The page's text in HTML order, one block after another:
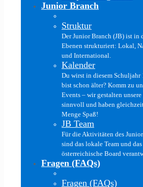
Junior Branch
Struktur
Der Junior Branch (JB) ist in
Ebenen strukturiert: Lokal,
und International.
Kalender
Du wirst in diesem Schuljahr
bist schon älter? Komm zu
Events – wir gestalten
sinnvoll und haben
Menge Spaß!
JB Team
Für die Aktivitäten des
sind das lokale Team und das
österreichische Board
Fragen (FAQs)
Fragen (FAQs)